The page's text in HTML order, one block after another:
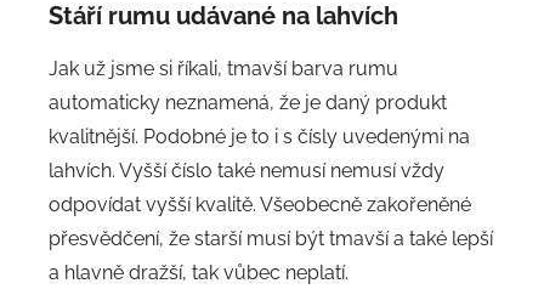
Stáří rumu udávané na lahvích
Jak už jsme si říkali, tmavší barva rumu
automaticky neznamená, že je daný produkt
kvalitnější. Podobné je to i s čísly uvedenými na
lahvích. Vyšší číslo také nemusí nemusí vždy
odpovídat vyšší kvalitě. Všeobecně zakořeněné
přesvědčení, že starší musí být tmavší a také lepší
a hlavně dražší, tak vůbec neplatí.